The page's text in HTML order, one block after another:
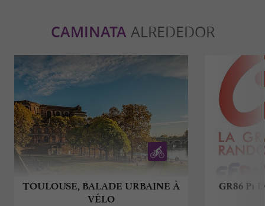
CAMINATAALREDEDOR
TOULOUSE, BALADE URBAINE À
VÉLO
GR86 P1